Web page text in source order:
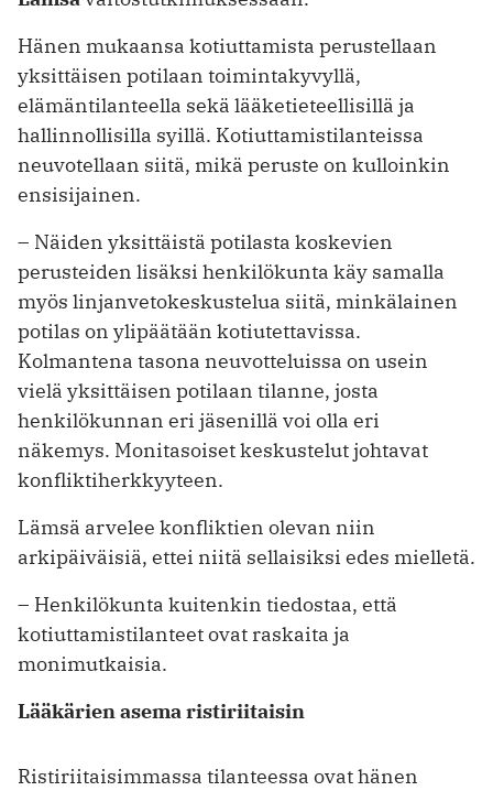
Hänen mukaansa kotiuttamista perustellaan
yksittäisen potilaan toimintakyvyllä,
elämäntilanteella sekä lääketieteellisillä ja
hallinnollisilla syillä. Kotiuttamistilanteissa
neuvotellaan siitä, mikä peruste on kulloinkin
ensisijainen.
– Näiden yksittäistä potilasta koskevien
perusteiden lisäksi henkilökunta käy samalla
myös linjanvetokeskustelua siitä, minkälainen
potilas on ylipäätään kotiutettavissa.
Kolmantena tasona neuvotteluissa on usein
vielä yksittäisen potilaan tilanne, josta
henkilökunnan eri jäsenillä voi olla eri
näkemys. Monitasoiset keskustelut johtavat
konfliktiherkkyyteen.
Lämsä arvelee konfliktien olevan niin
arkipäiväisiä, ettei niitä sellaisiksi edes mielletä.
– Henkilökunta kuitenkin tiedostaa, että
kotiuttamistilanteet ovat raskaita ja
monimutkaisia.
Lääkärien asema ristiriitaisin
Ristiriitaisimmassa tilanteessa ovat hänen